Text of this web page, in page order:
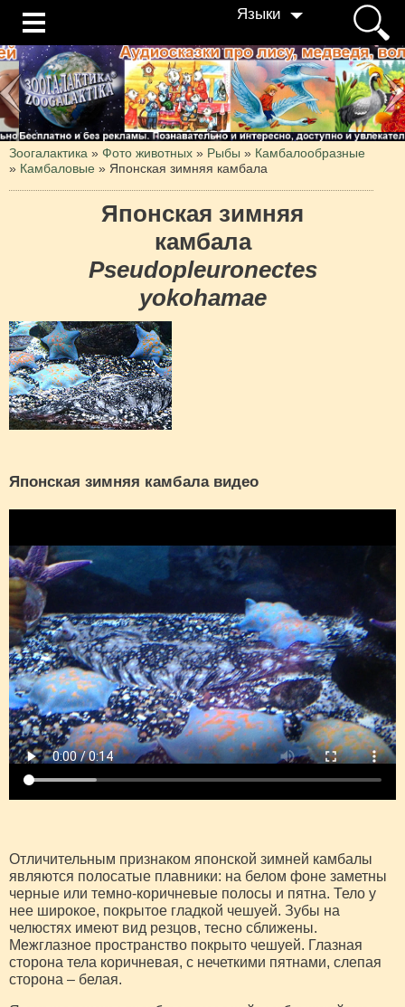
Языки
Зоогалактика » Фото животных » Рыбы » Камбалообразные
» Камбаловые » Японская зимняя камбала
Японская зимняя
камбала
Pseudopleuronectes
yokohamae
Японская зимняя камбала видео
Отличительным признаком японской зимней камбалы
являются полосатые плавники: на белом фоне заметны
черные или темно-коричневые полосы и пятна. Тело у
нее широкое, покрытое гладкой чешуей. Зубы на
челюстях имеют вид резцов, тесно сближены.
Межглазное пространство покрыто чешуей. Глазная
сторона тела коричневая, с нечеткими пятнами, слепая
сторона – белая.